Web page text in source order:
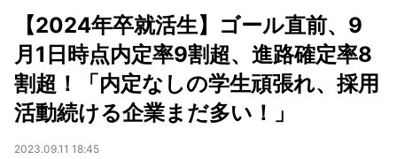
【2024年卒就活生】ゴール直前、9
月1日時点内定率9割超、進路確定率8
割超！「内定なしの学生頑張れ、採用
活動続ける企業まだ多い！」
2023.09.11 18:45